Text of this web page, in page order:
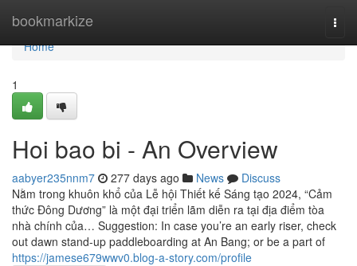
bookmarkize
Home
Home
1
Hoi bao bi - An Overview
aabyer235nnm7 277 days ago News
Discuss
Nằm trong khuôn khổ của Lễ hội Thiết kế Sáng tạo 2024, “Cảm
thức Đông Dương” là một đại triển lãm diễn ra tại địa điểm tòa
nhà chính của… Suggestion: In case you’re an early riser, check
out dawn stand-up paddleboarding at An Bang; or be a part of
https://jamese679wwv0.blog-a-story.com/profile